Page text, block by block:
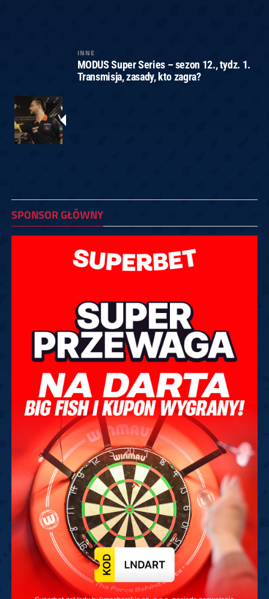
INNE
MODUS Super Series – sezon 12., tydz. 1.
Transmisja, zasady, kto zagra?
SPONSOR GŁÓWNY